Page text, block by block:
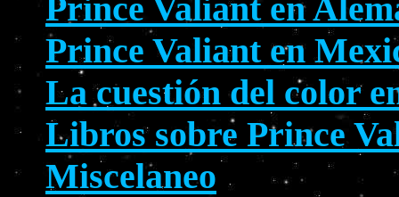
Prince Valiant en
Prince Valiant en
La cuestión del color
Libros sobre Prince
Miscelaneo